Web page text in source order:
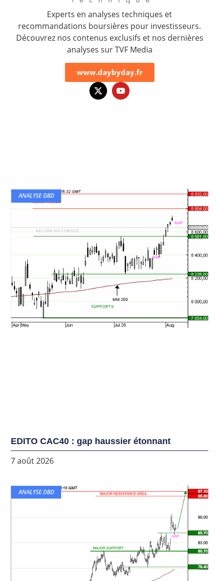
Experts en analyses techniques et
recommandations boursières pour investisseurs.
Découvrez nos contenus exclusifs et nos dernières
analyses sur TVF Media
www.daybyday.fr
ANALYSE DBD
EDITO CAC40 : gap haussier étonnant
7 août 2026
ANALYSE DBD